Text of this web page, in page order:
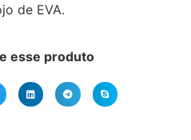
de EVA.
esse produto